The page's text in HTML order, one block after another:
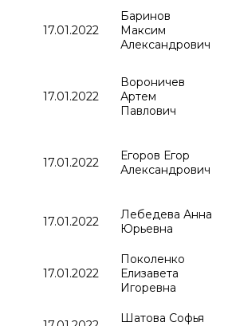
17.01.2022
Баринов
Максим
Александрович
17.01.2022
Вороничев
Артем
Павлович
17.01.2022
Егоров Егор
Александрович
17.01.2022
Лебедева Анна
Юрьевна
17.01.2022
Поколенко
Елизавета
Игоревна
Шатова Софья